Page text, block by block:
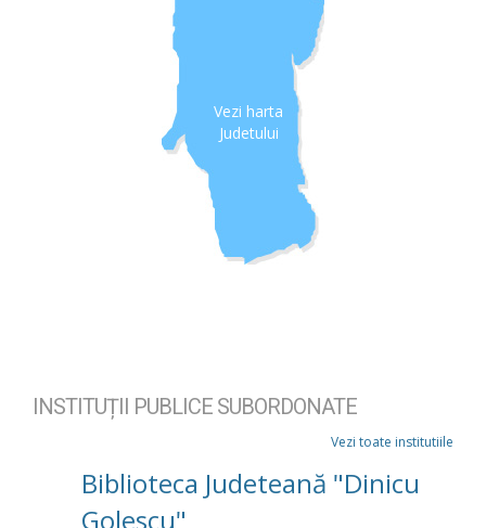
Vezi harta
Judetului
INSTITUȚII PUBLICE SUBORDONATE
Vezi toate institutiile
Biblioteca Judeteană "Dinicu
Golescu"